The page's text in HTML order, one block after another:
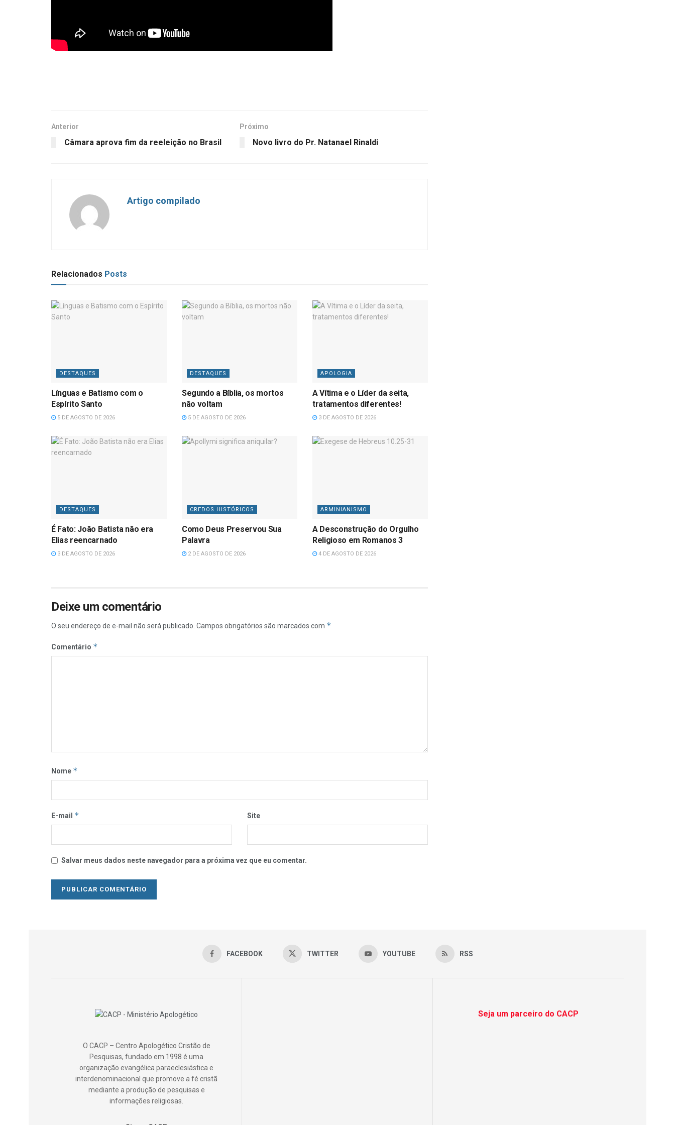
Anterior
Câmara aprova fim da reeleição no Brasil
Próximo
Novo livro do Pr. Natanael Rinaldi
Artigo compilado
Relacionados Posts
DESTAQUES
Línguas e Batismo com o
Espírito Santo
5 DE AGOSTO DE 2026
DESTAQUES
Segundo a Bíblia, os mortos
não voltam
5 DE AGOSTO DE 2026
APOLOGIA
A Vítima e o Líder da seita,
tratamentos diferentes!
3 DE AGOSTO DE 2026
DESTAQUES
É Fato: João Batista não era
Elias reencarnado
3 DE AGOSTO DE 2026
CREDOS HISTÓRICOS
Como Deus Preservou Sua
Palavra
2 DE AGOSTO DE 2026
ARMINIANISMO
A Desconstrução do Orgulho
Religioso em Romanos 3
4 DE AGOSTO DE 2026
Deixe um comentário
O seu endereço de e-mail não será publicado. Campos obrigatórios são marcados com *
Comentário *
Nome *
E-mail * Site
Salvar meus dados neste navegador para a próxima vez que eu comentar.
FACEBOOK TWITTER YOUTUBE RSS
O CACP – Centro Apologético Cristão de
Pesquisas, fundado em 1998 é uma
organização evangélica paraeclesiástica e
interdenominacional que promove a fé cristã
mediante a produção de pesquisas e
informações religiosas.
Seja um parceiro do CACP